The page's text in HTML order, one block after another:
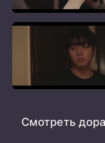
Смотреть